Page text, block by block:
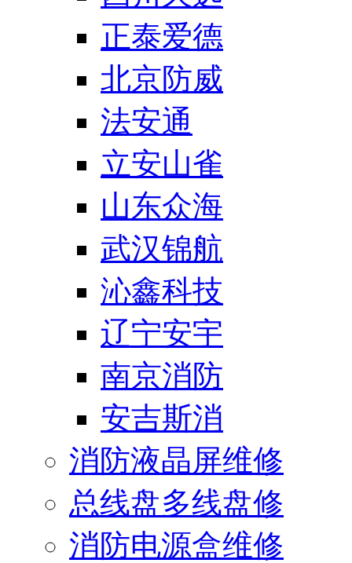
正泰爱德
北京防威
法安通
立安山雀
山东众海
武汉锦航
沁鑫科技
辽宁安宇
南京消防
安吉斯消
消防液晶屏维修
总线盘多线盘修
消防电源盒维修